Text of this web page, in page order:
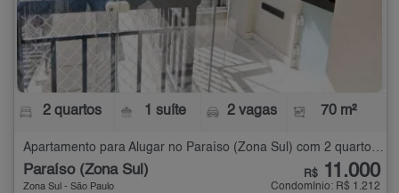
2 quartos 1 suíte 2 vagas 70 m²
Paraíso (Zona Sul)
Zona Sul - São Paulo
R$ 11.000
Condomínio: R$ 1.212